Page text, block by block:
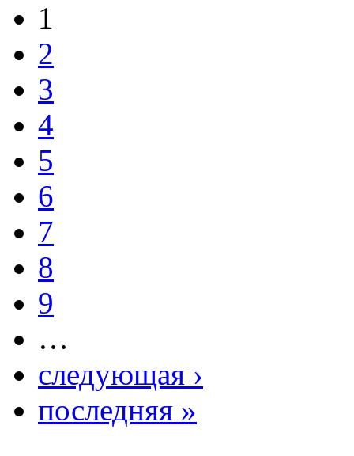
1
2
3
4
5
6
7
8
9
…
следующая ›
последняя »